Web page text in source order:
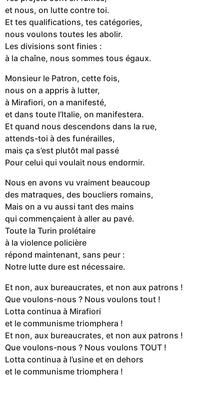
et nous, on lutte contre toi.
Et tes qualifications, tes catégories,
nous voulons toutes les abolir.
Les divisions sont finies :
à la chaîne, nous sommes tous égaux.
Monsieur le Patron, cette fois,
nous on a appris à lutter,
à Mirafiori, on a manifesté,
et dans toute l’Italie, on manifestera.
Et quand nous descendons dans la rue,
attends-toi à des funérailles,
mais ça s’est plutôt mal passé
Pour celui qui voulait nous endormir.
Nous en avons vu vraiment beaucoup
des matraques, des boucliers romains,
Mais on a vu aussi tant des mains
qui commençaient à aller au pavé.
Toute la Turin prolétaire
à la violence policière
répond maintenant, sans peur :
Notre lutte dure est nécessaire.
Et non, aux bureaucrates, et non aux patrons !
Que voulons-nous ? Nous voulons tout !
Lotta continua à Mirafiori
et le communisme triomphera !
Et non, aux bureaucrates, et non aux patrons !
Que voulons-nous ? Nous voulons TOUT !
Lotta continua à l’usine et en dehors
et le communisme triomphera !